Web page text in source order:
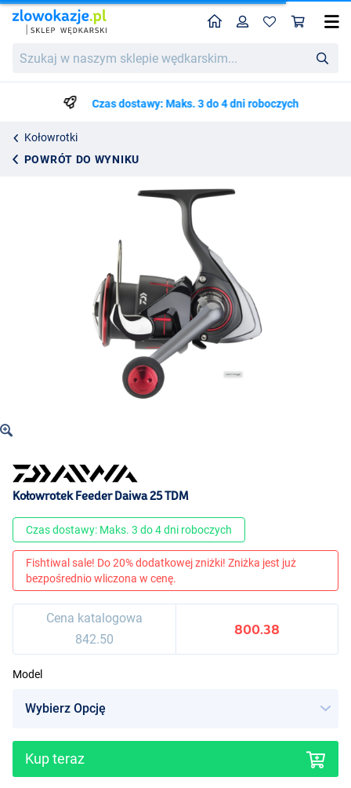
w
wędkarskim...
HomeProfil
Czas dostawy: Maks. 3 do 4 dni roboczych
Kołowrotki
POWRÓT DO WYNIKU
Kołowrotek Feeder Daiwa 25 TDM
842.50
800.38
Kołowrotek Feeder Daiwa 25 TDM
Czas dostawy: Maks. 3 do 4 dni roboczych
Fishtiwal sale! Do 20% dodatkowej zniżki! Zniżka jest już
bezpośrednio wliczona w cenę.
Cena katalogowa
842.50
800.38
Model
Kup teraz